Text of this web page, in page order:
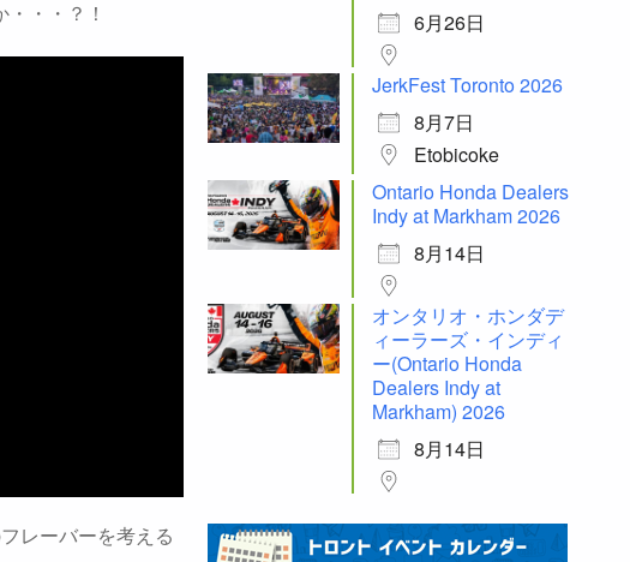
・・？！
レーバーを考える
6月26日
JerkFest Toronto 2026
8月7日
Etobicoke
Ontario Honda Dealers
Indy at Markham 2026
8月14日
オンタリオ・ホンダデ
ィーラーズ・インディ
ー(Ontario Honda
Dealers Indy at
Markham) 2026
8月14日